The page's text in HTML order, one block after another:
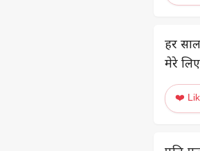
हर
मेरे
❤️